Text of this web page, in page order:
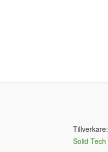
Tillverkare:
Solid Tech